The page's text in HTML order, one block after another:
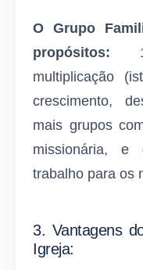
O Grupo
propósitos: 1)
multiplicação
crescimento,
mais grupos
missionária, e
trabalho para os
3. Vantagens
Igreja: